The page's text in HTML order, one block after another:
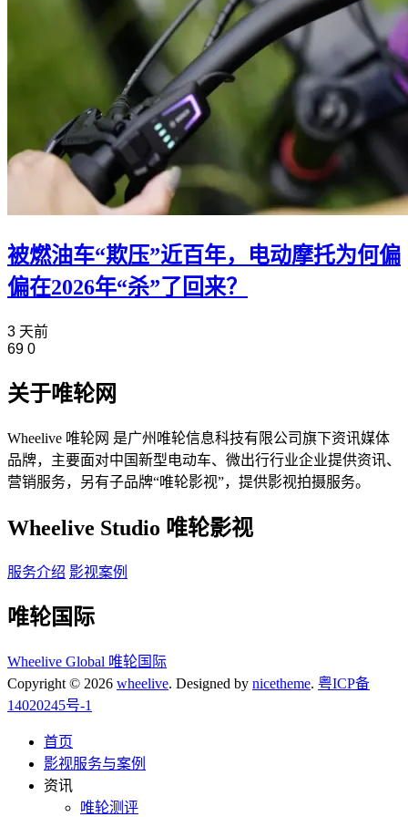
被燃油车“欺压”近百年，电动摩托为何偏
偏在2026年“杀”了回来？
3 天前
69 0
关于唯轮网
Wheelive 唯轮网 是广州唯轮信息科技有限公司旗下资讯媒体
品牌，主要面对中国新型电动车、微出行行业企业提供资讯、
营销服务，另有子品牌“唯轮影视”，提供影视拍摄服务。
Wheelive Studio 唯轮影视
服务介绍 影视案例
唯轮国际
Wheelive Global 唯轮国际
Copyright © 2026 wheelive. Designed by nicetheme. 粤ICP备
14020245号-1
首页
影视服务与案例
资讯
唯轮测评